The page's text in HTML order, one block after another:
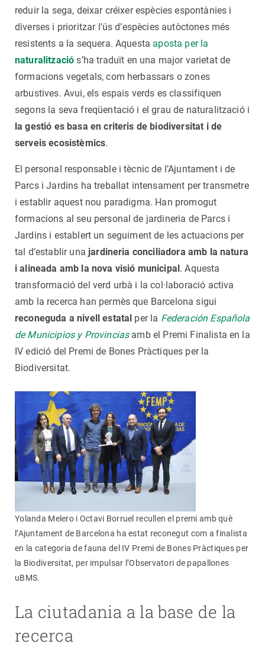
reduir la sega, deixar créixer espècies espontànies i
diverses i prioritzar l’ús d’espècies autòctones més
resistents a la sequera. Aquesta aposta per la
naturalització s’ha traduït en una major varietat de
formacions vegetals, com herbassars o zones
arbustives. Avui, els espais verds es classifiquen
segons la seva freqüentació i el grau de naturalització i
la gestió es basa en criteris de biodiversitat i de
serveis ecosistèmics.
El personal responsable i tècnic de l’Ajuntament i de
Parcs i Jardins ha treballat intensament per transmetre
i establir aquest nou paradigma. Han promogut
formacions al seu personal de jardineria de Parcs i
Jardins i establert un seguiment de les actuacions per
tal d’establir una jardineria conciliadora amb la natura
i alineada amb la nova visió municipal. Aquesta
transformació del verd urbà i la col·laboració activa
amb la recerca han permès que Barcelona sigui
reconeguda a nivell estatal per la Federación Española
de Municipios y Provinciasamb el Premi Finalista en la
IV edició del Premi de Bones Pràctiques per la
Biodiversitat.
Yolanda Melero i Octavi Borruel recullen el premi amb què
l’Ajuntament de Barcelona ha estat reconegut com a finalista
en la categoria de fauna del IV Premi de Bones Pràctiques per
la Biodiversitat, per impulsar l’Observatori de papallones
uBMS.
La ciutadania a la base de la
recerca